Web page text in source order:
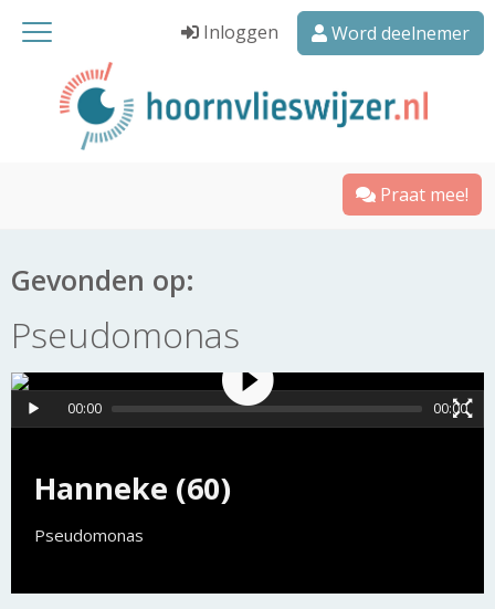
Inloggen Word deelnemer
Praat mee!
Gevonden op:
Pseudomonas
Hanneke (60)
Pseudomonas
00:00 00:00